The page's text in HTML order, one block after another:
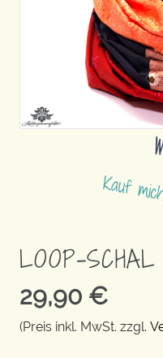
LOOP-SCHAL
29,90 €
(Preis inkl. MwSt. zzgl.